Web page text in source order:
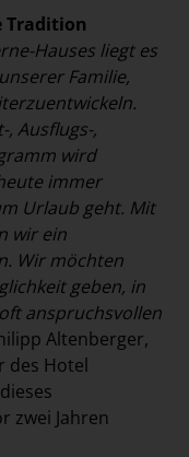
Tradition
Hauses liegt es
Familie,
Ausflugs-,
wird
immer
Urlaub geht. Mit
wir ein
Wir möchten
geben, in
anspruchsvollen
Altenberger,
des Hotel
zwei Jahren